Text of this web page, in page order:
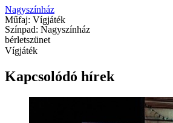
Nagyszínház
Műfaj: Vígjáték
Színpad: Nagyszínház
bérletszünet
Vígjáték
Kapcsolódó hírek